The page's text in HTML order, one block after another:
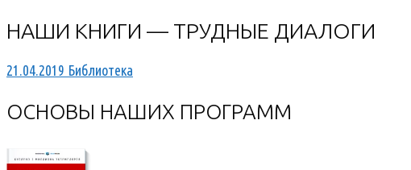
НАШИ КНИГИ — ТРУДНЫЕ ДИАЛОГИ
21.04.2019 Библиотека
ОСНОВЫ НАШИХ ПРОГРАММ